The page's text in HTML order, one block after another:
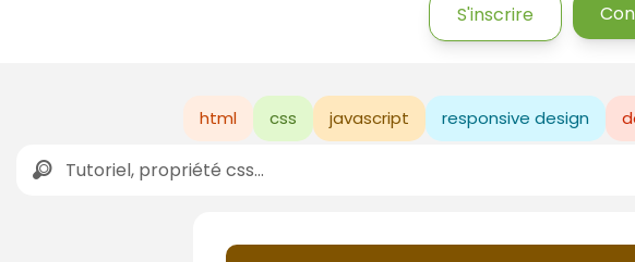
S'inscrire
html css javascript responsive design